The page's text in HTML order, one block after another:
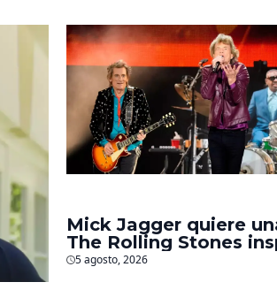
Mick Jagger quiere
The Rolling Stones
los biopics de The
5 agosto, 2026